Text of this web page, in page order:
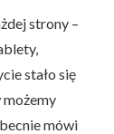
strony –
stało się
możemy
mówi